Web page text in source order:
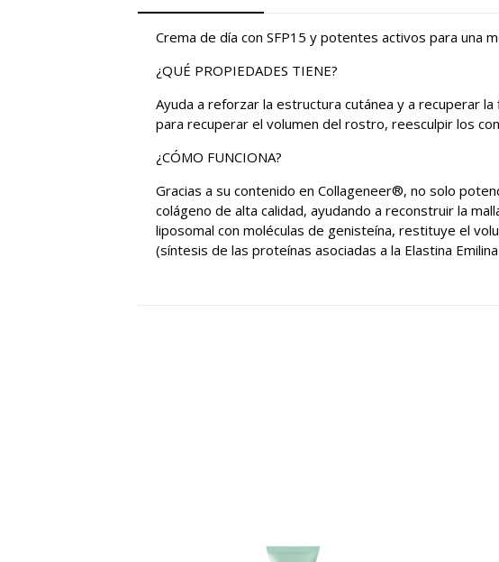
Crema de día con SFP15 y potentes activos para una
¿QUÉ PROPIEDADES TIENE?
Ayuda a reforzar la estructura cutánea y a recuperar
para recuperar el volumen del rostro, reesculpir los
¿CÓMO FUNCIONA?
Gracias a su contenido en Collageneer®, no solo
colágeno de alta calidad, ayudando a reconstruir la
liposomal con moléculas de genisteína, restituye el
(síntesis de las proteínas asociadas a la Elastina